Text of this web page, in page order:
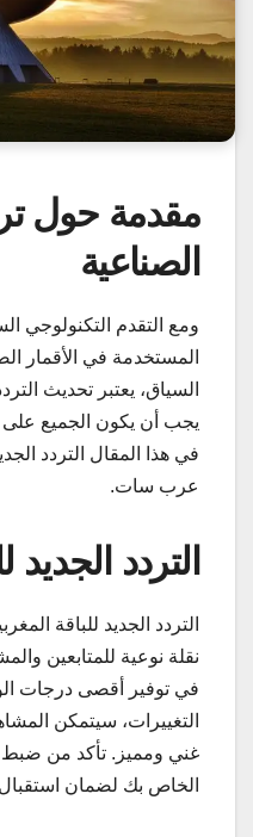
مقدمة حول
الصناعية
ومع التقدم التكنولوجي
المستخدمة في الأقمار
السياق، يعتبر تحديث
يجب أن يكون الجميع
في هذا المقال التردد
عرب سات.
التردد الجديد
التردد الجديد للباقة
نقلة نوعية للمتابعين
في توفير أقصى درجات
التغييرات، سيتمكن
غني ومميز. تأكد من ضبط
الخاص بك لضمان استقبال